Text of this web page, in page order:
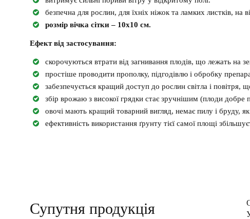
безпечна для рослин, для їхніх ніжок та ламких листків, на
розмір вічка сітки – 10х10 см.
Ефект від застосування:
скорочуються втрати від загнивання плодів, що лежать на
простіше проводити прополку, підгодівлю і обробку
забезпечується кращий доступ до рослин світла і повітря,
збір врожаю з високої грядки стає зручнішим (плоди добре
овочі мають кращий товарний вигляд, немає пилу і бруду,
ефективність використання ґрунту тієї самої площі
Супутня продукція